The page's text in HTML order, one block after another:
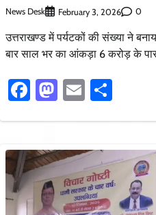
News Desk February 3, 2026 0
उत्तराखण्ड में पर्यटकों की संख्या ने
बार साल भर का आंकड़ा 6 करोड़ के पार
Facebook
Mastodon
Email